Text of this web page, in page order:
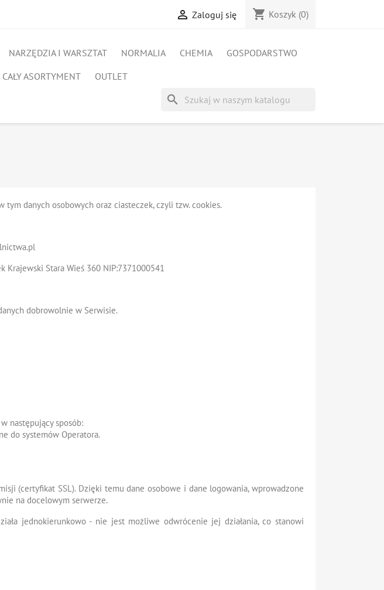
 Zaloguj się shopping_cart Koszyk (0)
NARZĘDZIA I WARSZTAT NORMALIA CHEMIA
GOSPODARSTWO
CAŁY ASORTYMENT OUTLET
search
danych osobowych oraz ciasteczek, czyli tzw. cookies.
Krajewski Stara Wieś 360 NIP:7371000541
dobrowolnie w Serwisie.
następujący sposób:
do systemów Operatora.
(certyfikat SSL). Dzięki temu dane osobowe i dane logowania, wprowadzone
na docelowym serwerze.
jednokierunkowo - nie jest możliwe odwrócenie jej działania, co stanowi